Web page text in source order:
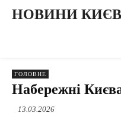
НОВИНИ
ГОЛОВНЕ
Набережні
13.03.2026